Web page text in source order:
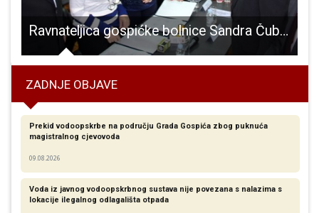
Ravnateljica gospićke bolnice Sandra Čubelić potpisala ugovor o nastavku sistematskih pregleda hrvatskih branitelja
ZADNJE OBJAVE
Prekid vodoopskrbe na području Grada Gospića zbog puknuća
magistralnog cjevovoda
09.08.2026
Voda iz javnog vodoopskrbnog sustava nije povezana s nalazima s
lokacije ilegalnog odlagališta otpada